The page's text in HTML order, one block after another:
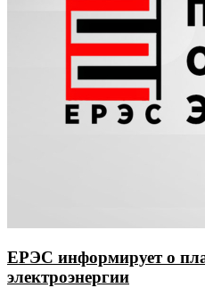
ЕРЭС информирует о
электроэнергии